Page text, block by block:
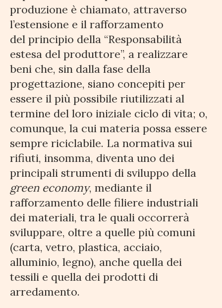
produzione è chiamato, attraverso
l’estensione e il rafforzamento
del principio della “Responsabilità
estesa del produttore”, a realizzare
beni che, sin dalla fase della
progettazione, siano concepiti per
essere il più possibile riutilizzati al
termine del loro iniziale ciclo di vita; o,
comunque, la cui materia possa essere
sempre riciclabile. La normativa sui
rifiuti, insomma, diventa uno dei
principali strumenti di sviluppo della
green economy, mediante il
rafforzamento delle filiere industriali
dei materiali, tra le quali occorrerà
sviluppare, oltre a quelle più comuni
(carta, vetro, plastica, acciaio,
alluminio, legno), anche quella dei
tessili e quella dei prodotti di
arredamento.